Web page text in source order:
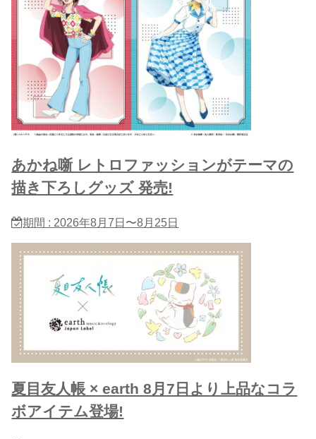
あかね噺 レトロファッションがテーマの
描き下ろしグッズ 発売!
期間 : 2026年8月7日〜8月25日
夏目友人帳 × earth 8月7日より上品なコラ
ボアイテム登場!